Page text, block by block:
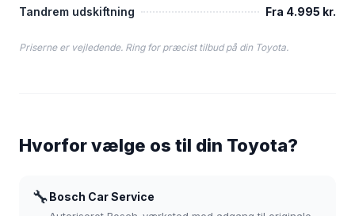
Tandrem udskiftning Fra 4.995 kr.
Priserne er vejledende. Ring for præcist tilbud på din Toyota.
Hvorfor vælge os til din Toyota?
🔧Bosch Car Service